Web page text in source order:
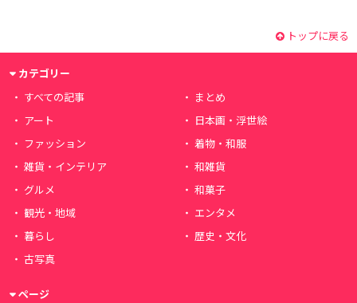
トップに戻る
カテゴリー
すべての記事
まとめ
アート
日本画・浮世絵
ファッション
着物・和服
雑貨・インテリア
和雑貨
グルメ
和菓子
観光・地域
エンタメ
暮らし
歴史・文化
古写真
ページ